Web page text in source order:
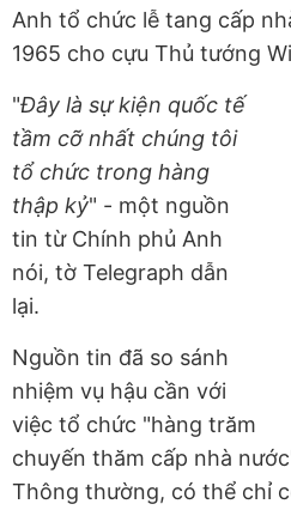
Anh tổ chức lễ tang cấp
1965 cho cựu Thủ tướng
"Đây là sự kiện quốc tế
tầm cỡ nhất chúng tôi
tổ chức trong hàng
thập kỷ" - một nguồn
tin từ Chính phủ Anh
nói, tờ Telegraph dẫn
lại.
Nguồn tin đã so sánh
nhiệm vụ hậu cần với
việc tổ chức "hàng trăm
chuyến thăm cấp nhà
Thông thường, có thể chỉ